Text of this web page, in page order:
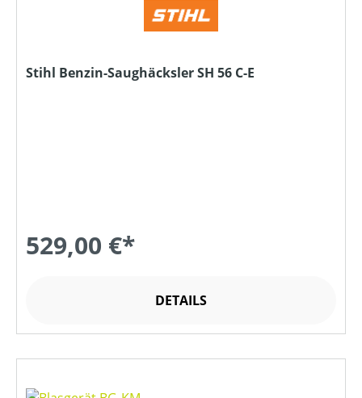
Stihl Benzin-Saughäcksler SH 56 C-E
529,00 €*
DETAILS